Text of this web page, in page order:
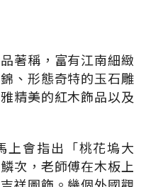
著稱，富有江南細緻
、形態奇特的玉石雕
精美的紅木飾品以及
上會指出「桃花塢大
次，老師傅在木板上